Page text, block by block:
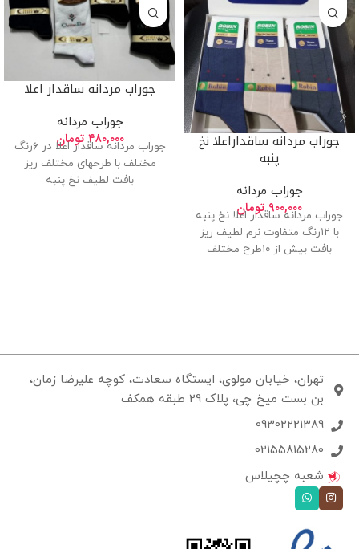
جوراب مردانه ساقداراعلا نخ
پنبه
جوراب مردانه
۹۰۰,۰۰۰ تومان
جوراب مردانه ساقدار اعلا نخ پنبه
با ۱۲رنگ متفاوت نرم لطیف ریز
بافت بیش از ۱۰طرح مختلف
جوراب مردانه ساقدار اعلا
جوراب مردانه
۴۸۰,۰۰۰ تومان
جوراب مردانه ساقدار اعلا در ۶رنگ
مختلف با طرحهای مختلف ریز
بافت لطیف نخ پنبه
تهران، خیابان مولوی، ایستگاه سعادت، کوچه علیرضا زمان،
بن بست میخ چی، پلاک 29 طبقه همکف
09302221389
02155815280
شعبه چچیلاس